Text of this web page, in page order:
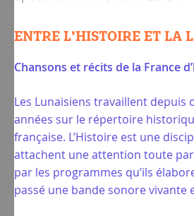
ENTRE L’HISTOIRE ET LA
Chansons et récits de la France
Les Lunaisiens travaillent depuis
années sur le répertoire
française. L’Histoire est une
attachent une attention toute
par les programmes qu’ils
passé une bande sonore vivante